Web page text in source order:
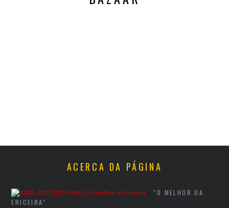
ACERCA DA PÁGINA
"O MELHOR DA
ERICEIRA"